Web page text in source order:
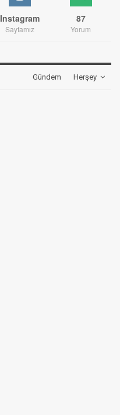
Instagram
Sayfamız
87
Yorum
Herşey
Gündem